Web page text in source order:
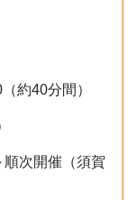
約40分間）
次開催（須賀